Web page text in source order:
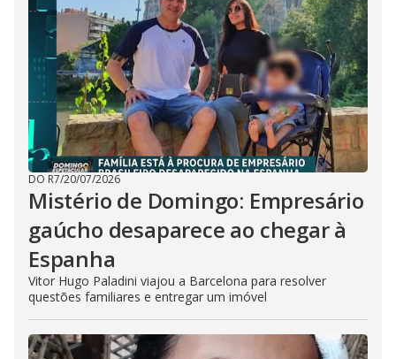
DO R7/20/07/2026
Mistério de Domingo: Empresário
gaúcho desaparece ao chegar à
Espanha
Vitor Hugo Paladini viajou a Barcelona para resolver
questões familiares e entregar um imóvel